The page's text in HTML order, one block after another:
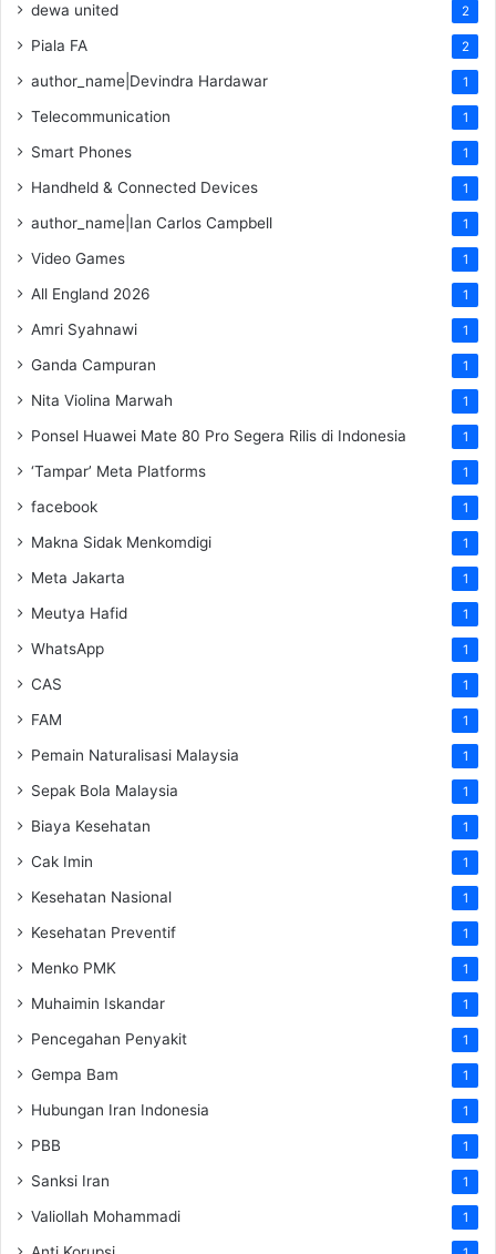
dewa united 2
Piala FA 2
author_name|Devindra Hardawar 1
Telecommunication 1
Smart Phones 1
Handheld & Connected Devices 1
author_name|Ian Carlos Campbell 1
Video Games 1
All England 2026 1
Amri Syahnawi 1
Ganda Campuran 1
Nita Violina Marwah 1
Ponsel Huawei Mate 80 Pro Segera Rilis di Indonesia 1
‘Tampar’ Meta Platforms 1
facebook 1
Makna Sidak Menkomdigi 1
Meta Jakarta 1
Meutya Hafid 1
WhatsApp 1
CAS 1
FAM 1
Pemain Naturalisasi Malaysia 1
Sepak Bola Malaysia 1
Biaya Kesehatan 1
Cak Imin 1
Kesehatan Nasional 1
Kesehatan Preventif 1
Menko PMK 1
Muhaimin Iskandar 1
Pencegahan Penyakit 1
Gempa Bam 1
Hubungan Iran Indonesia 1
PBB 1
Sanksi Iran 1
Valiollah Mohammadi 1